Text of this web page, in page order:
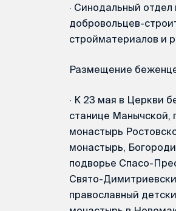
· Синодальный отдел
добровольцев-
стройматериалов и
Размещение
· К 23 мая в Церкви
станице Манычской,
монастырь
монастырь,
подворье Спасо-
Свято-
православный